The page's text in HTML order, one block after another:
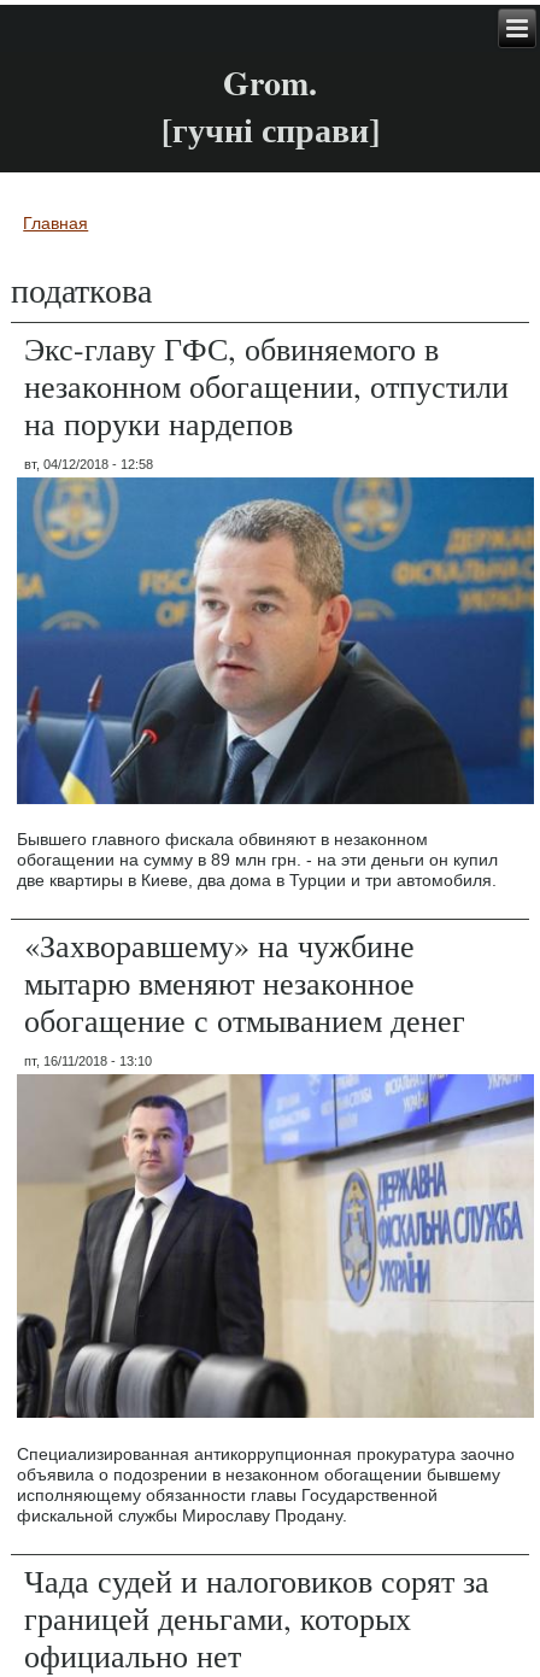
Grom.
[гучні справи]
Вы здесь
Главная
податкова
Экс-главу ГФС, обвиняемого в
незаконном обогащении, отпустили
на поруки нардепов
вт, 04/12/2018 - 12:58
Бывшего главного фискала обвиняют в незаконном
обогащении на сумму в 89 млн грн. - на эти деньги он купил
две квартиры в Киеве, два дома в Турции и три автомобиля.
«Захворавшему» на чужбине
мытарю вменяют незаконное
обогащение с отмыванием денег
пт, 16/11/2018 - 13:10
Специализированная антикоррупционная прокуратура заочно
объявила о подозрении в незаконном обогащении бывшему
исполняющему обязанности главы Государственной
фискальной службы Мирославу Продану.
Чада судей и налоговиков сорят за
границей деньгами, которых
официально нет